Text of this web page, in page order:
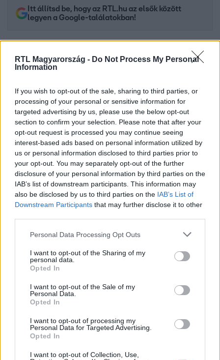
RTL Magyarország - Do Not Process My Personal
Information
If you wish to opt-out of the sale, sharing to third parties, or
processing of your personal or sensitive information for
targeted advertising by us, please use the below opt-out
section to confirm your selection. Please note that after your
opt-out request is processed you may continue seeing
interest-based ads based on personal information utilized by
us or personal information disclosed to third parties prior to
your opt-out. You may separately opt-out of the further
disclosure of your personal information by third parties on the
IAB’s list of downstream participants. This information may
also be disclosed by us to third parties on the IAB’s List of
Downstream Participants that may further disclose it to other
Please note that this website/app uses one or more Google
not limited to your visit or usage behaviour. You may click to
grant or deny consent to Google and its third-party tags to
use your data for below specified purposes in below Google
consent section.
Personal Data Processing Opt Outs
I want to opt-out of the Sharing of my
personal data.
Opted In
I want to opt-out of the Sale of my
Personal Data.
Opted In
I want to opt-out of processing my
Personal Data for Targeted Advertising.
Opted In
I want to opt-out of Collection, Use,
Itt állítsd be, hogy az RTL.hu az elsők között
legyen a Google-találatokban!
Kövess minket, és értesülj a friss hírekről a
Facebookon is!
Követem
REGGELI #RTL #ADÁSRÉSZLETEK VIDEÓ
BABAVÁRÓ HITEL
HITEL